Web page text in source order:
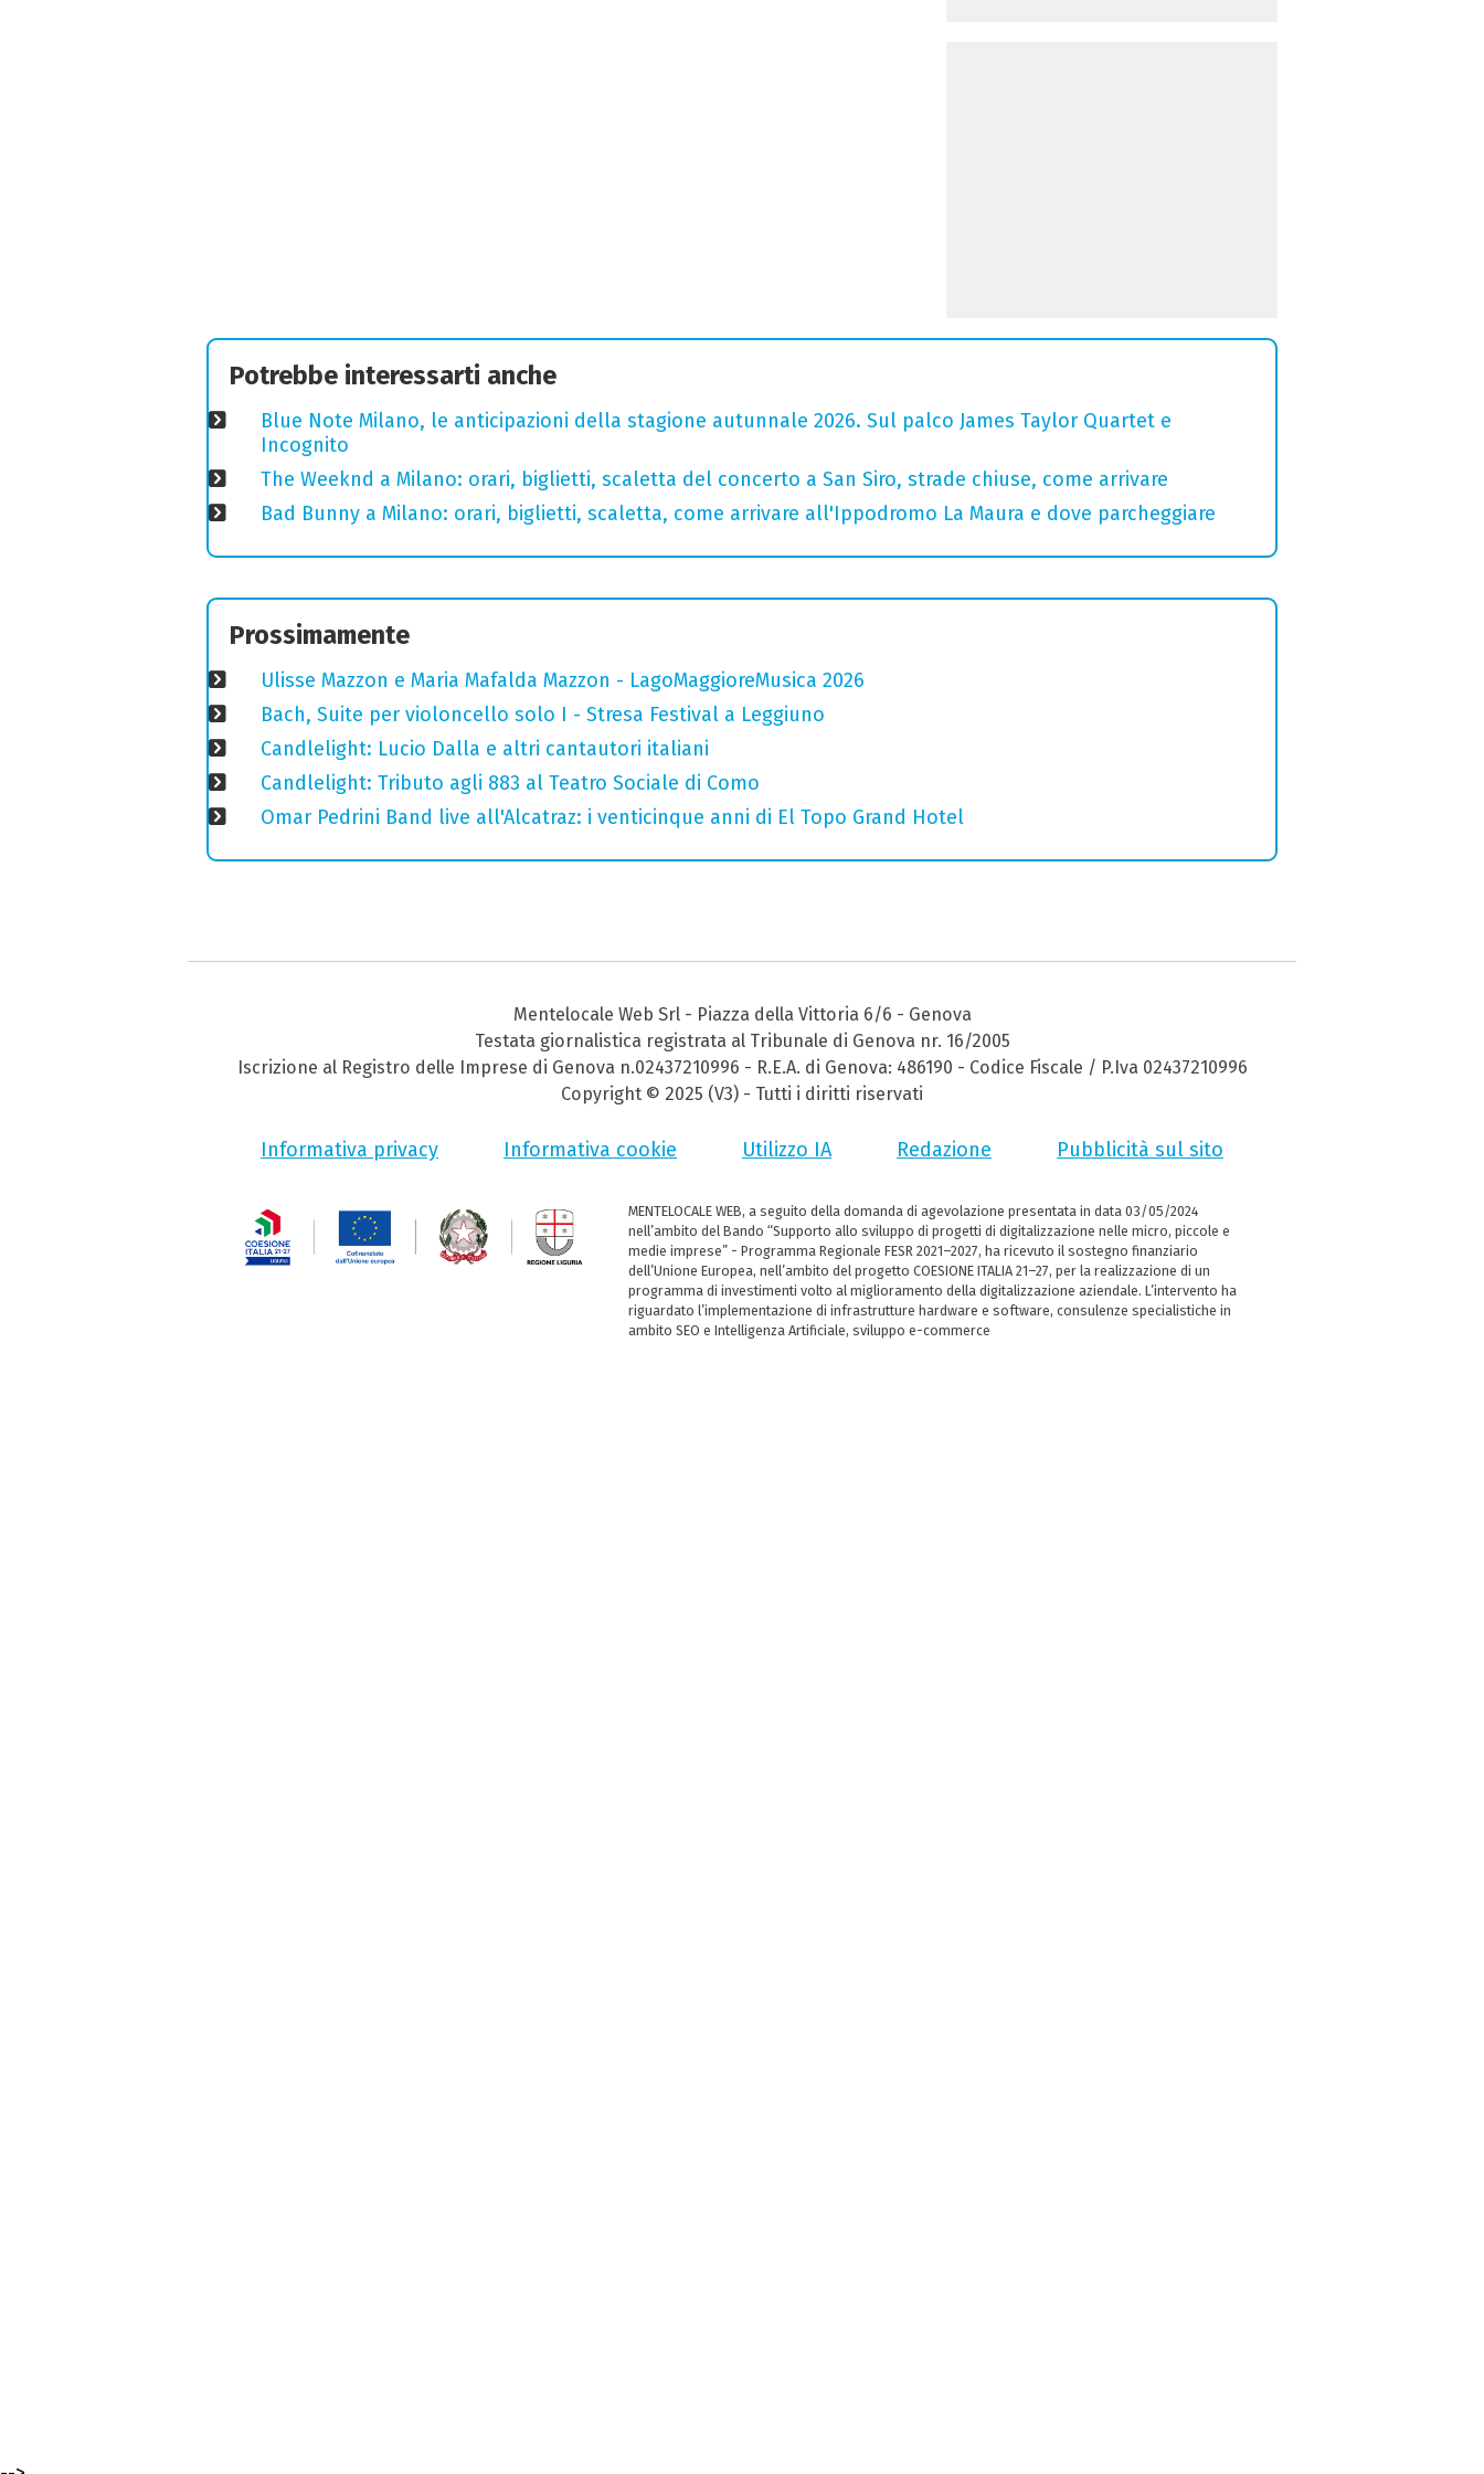
Potrebbe interessarti anche
Blue Note Milano, le anticipazioni della stagione autunnale 2026. Sul palco James Taylor Quartet e
Incognito
The Weeknd a Milano: orari, biglietti, scaletta del concerto a San Siro, strade chiuse, come arrivare
Bad Bunny a Milano: orari, biglietti, scaletta, come arrivare all'Ippodromo La Maura e dove parcheggiare
Prossimamente
Ulisse Mazzon e Maria Mafalda Mazzon - LagoMaggioreMusica 2026
Bach, Suite per violoncello solo I - Stresa Festival a Leggiuno
Candlelight: Lucio Dalla e altri cantautori italiani
Candlelight: Tributo agli 883 al Teatro Sociale di Como
Omar Pedrini Band live all'Alcatraz: i venticinque anni di El Topo Grand Hotel
Mentelocale Web Srl - Piazza della Vittoria 6/6 - Genova
Testata giornalistica registrata al Tribunale di Genova nr. 16/2005
Iscrizione al Registro delle Imprese di Genova n.02437210996 - R.E.A. di Genova: 486190 - Codice Fiscale / P.Iva 02437210996
Copyright © 2025 (V3) - Tutti i diritti riservati
Informativa privacy Informativa cookie Utilizzo IA Redazione Pubblicità sul sito
MENTELOCALE WEB, a seguito della domanda di agevolazione presentata in data 03/05/2024
nell’ambito del Bando “Supporto allo sviluppo di progetti di digitalizzazione nelle micro, piccole e
medie imprese” - Programma Regionale FESR 2021–2027, ha ricevuto il sostegno finanziario
dell’Unione Europea, nell’ambito del progetto COESIONE ITALIA 21–27, per la realizzazione di un
programma di investimenti volto al miglioramento della digitalizzazione aziendale. L’intervento ha
riguardato l’implementazione di infrastrutture hardware e software, consulenze specialistiche in
ambito SEO e Intelligenza Artificiale, sviluppo e-commerce